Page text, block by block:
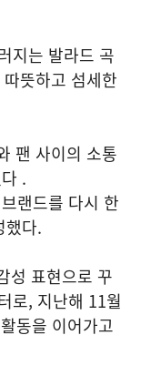
지는 발라드 곡
뜻하고 섬세한
팬 사이의 소통
.
랜드를 다시 한
했다.
성 표현으로 꾸
로, 지난해 11월
동을 이어가고